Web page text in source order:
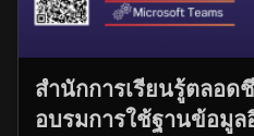
สำนักการเรียนรู้ตลอด
อบรมการใช้ฐานข้อมูล